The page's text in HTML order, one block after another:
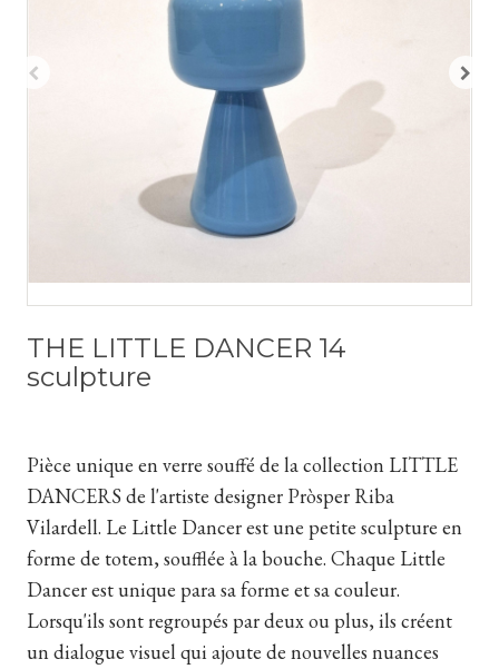
THE LITTLE DANCER 14
sculpture
Pièce unique en verre souffé de la collection LITTLE
DANCERS de l'artiste designer Pròsper Riba
Vilardell. Le Little Dancer est une petite sculpture en
forme de totem, soufflée à la bouche. Chaque Little
Dancer est unique para sa forme et sa couleur.
Lorsqu'ils sont regroupés par deux ou plus, ils créent
un dialogue visuel qui ajoute de nouvelles nuances